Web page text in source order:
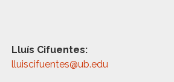
Lluís Cifuentes:
lluiscifuentes@ub.edu